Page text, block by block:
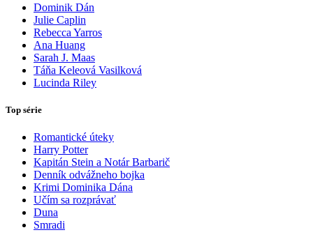
Dominik Dán
Julie Caplin
Rebecca Yarros
Ana Huang
Sarah J. Maas
Táňa Keleová Vasilková
Lucinda Riley
Top série
Romantické úteky
Harry Potter
Kapitán Stein a Notár Barbarič
Denník odvážneho bojka
Krimi Dominika Dána
Učím sa rozprávať
Duna
Smradi